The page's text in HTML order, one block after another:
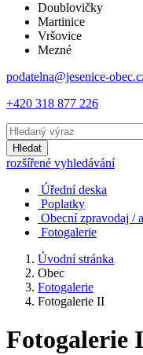
Doublovičky
Martinice
Vršovice
Mezné
podatelna@jesenice-
+420 318 877 226
Hledat
rozšířené vyhledávání
Úřední deska
Poplatky
Obecní zpravodaj /
Fotogalerie
Úvodní stránka
Obec
Fotogalerie
Fotogalerie II
Fotogalerie